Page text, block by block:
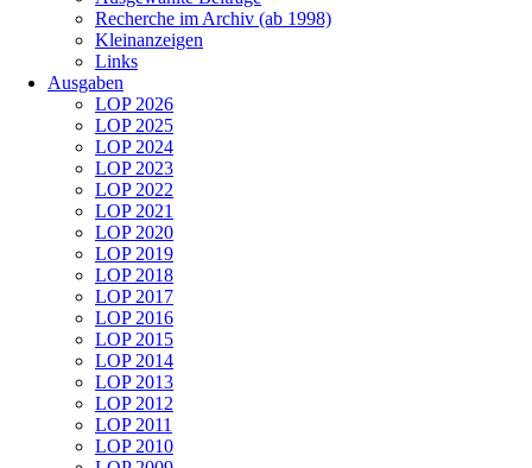
Recherche im Archiv (ab 1998)
Kleinanzeigen
Links
Ausgaben
LOP 2026
LOP 2025
LOP 2024
LOP 2023
LOP 2022
LOP 2021
LOP 2020
LOP 2019
LOP 2018
LOP 2017
LOP 2016
LOP 2015
LOP 2014
LOP 2013
LOP 2012
LOP 2011
LOP 2010